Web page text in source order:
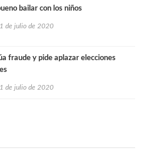
bailar con los niños
de julio de 2020
fraude y pide aplazar elecciones
de julio de 2020